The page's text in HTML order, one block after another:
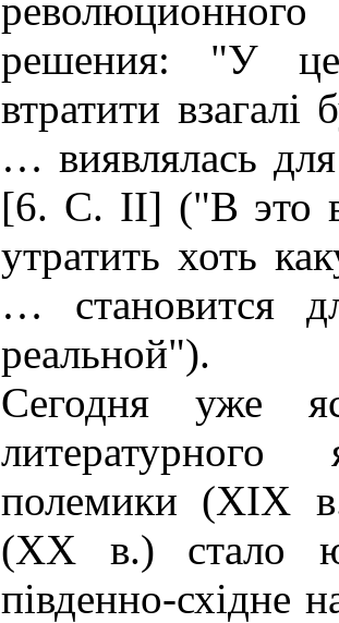
решения: "У
втратити взагалi
… виявлялась
[6. С. II] ("В это
утратить хоть
… становится
реальной").
Сегодня уже
полемики (XIX
(ХХ в.) стало
пiвденно-схiдне